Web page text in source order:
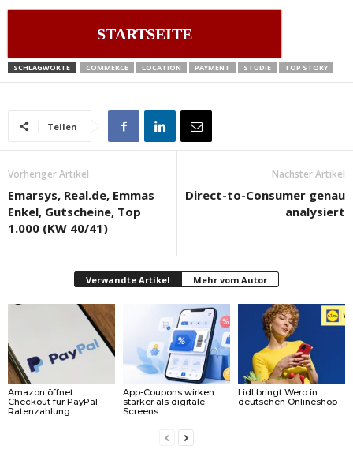
STARTSEITE
SCHLAGWORTE COMMERCE LOCATION PAYMENT STUDIE TOP STORY
Teilen
Vorheriger Artikel
Emarsys, Real.de, Emmas
Enkel, Gutscheine, Top
1.000 (KW 40/41)
Nächster Artikel
Direct-to-Consumer genau
analysiert
Verwandte Artikel Mehr vom Autor
Amazon öffnet
Checkout für PayPal-
Ratenzahlung
App-Coupons wirken
stärker als digitale
Screens
Lidl bringt Wero in
deutschen Onlineshop